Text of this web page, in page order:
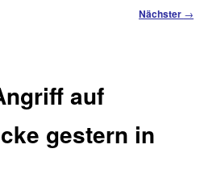
Nächster →
auf
gestern in